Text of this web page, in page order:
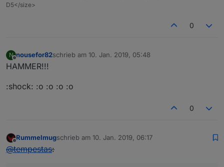
D5</size>
0
N
Offline
nousefor82schrieb am 10. Jan. 2019, 05:48
zuletzt editiert von
HAMMER!!!
:shock: :o :o :o :o
0
Offline
Rummelmugschrieb am 10. Jan. 2019, 06:17
zuletzt editiert von
@tempestas: